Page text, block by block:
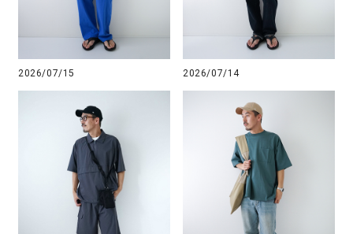
2026/07/15 2026/07/14